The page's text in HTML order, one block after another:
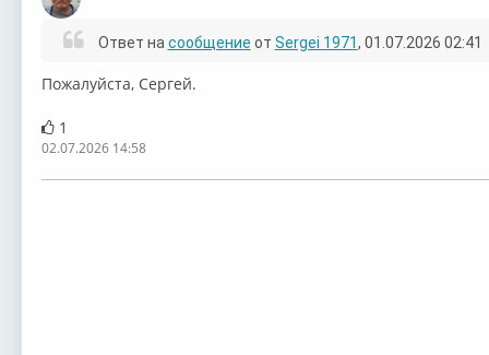
Ответ на сообщение от Sergei 1971, 01.07.2026 02:41
Пожалуйста, Сергей.
1
02.07.2026 14:58